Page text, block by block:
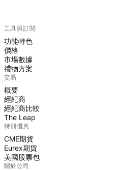
工具與訂閱
功能特色
價格
市場數據
禮物方案
交易
概要
經紀商
經紀商比較
The Leap
特別優惠
CME期貨
Eurex期貨
美國股票包
關於公司